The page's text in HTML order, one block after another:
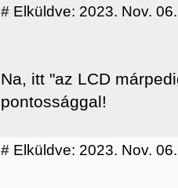
# Elküldve: 2023. Nov.
Na, itt "az LCD
pontossággal!
# Elküldve: 2023. Nov.